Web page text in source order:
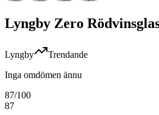
Lyngby Zero
Lyngby
Trendande
Inga omdömen ännu
87/100
87